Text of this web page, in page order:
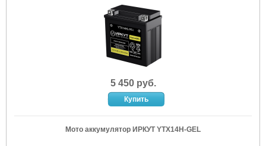
5 450 руб.
Мото аккумулятор ИРКУТ YTX14H-GEL